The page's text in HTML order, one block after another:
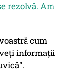
rezolvă. Am
cum
informații